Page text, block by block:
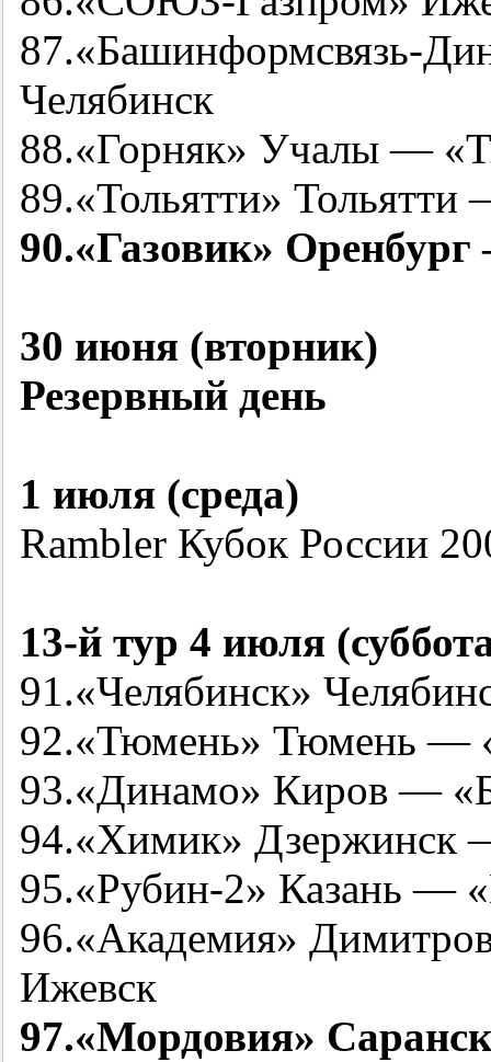
87.«Башинформсвязь-
Челябинск
88.«Горняк» Учалы —
89.«Тольятти»
90.«Газовик»
30 июня (вторник)
Резервный день
1 июля (среда)
Rambler Кубок России
13-йтур 4 июля
91.«Челябинск»
92.«Тюмень» Тюмень —
93.«Динамо» Киров —
94.«Химик» Дзержинск
95.«Рубин-2» Казань —
96.«Академия»
Ижевск
97.«Мордовия»